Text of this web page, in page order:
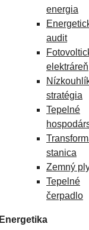
energia
audit
elektráreň
stratégia
Tepelné
stanica
Zemný
Tepelné
čerpadlo
Energetika